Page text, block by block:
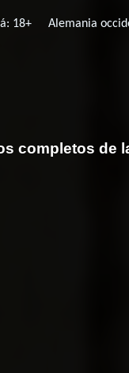
18+ Alemania
completos de